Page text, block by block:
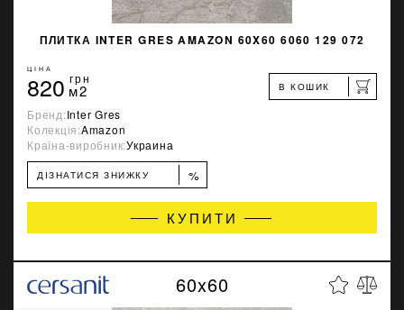
ПЛИТКА INTER GRES AMAZON 60X60 6060 129 072
ЦІНА
820 грн
м2 В КОШИК
Бренд:Inter Gres
Колекція:Amazon
Країна-виробник:Украина
ДІЗНАТИСЯ ЗНИЖКУ %
КУПИТИ
60x60